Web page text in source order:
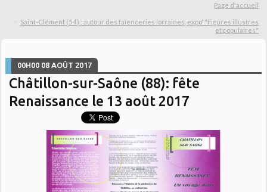
Page d'accueil
Saint-Clément (54) : autour des faïenceries lorraines, expo' "Figures illustres
et populaires"
00H00 08 AOÛT 2017
Châtillon-sur-Saône (88): fête
Renaissance le 13 août 2017